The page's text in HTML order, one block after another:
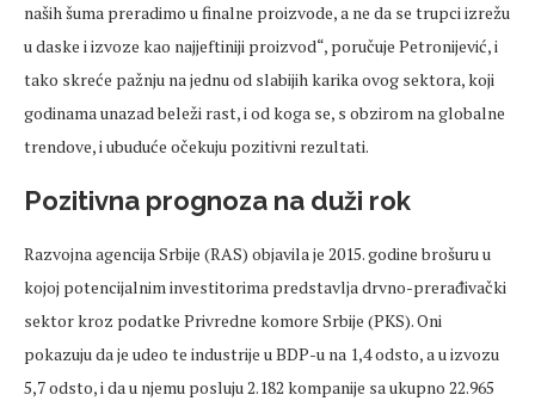
naših šuma preradimo u finalne proizvode, a ne da se trupci izrežu
u daske i izvoze kao najjeftiniji proizvod“, poručuje Petronijević, i
tako skreće pažnju na jednu od slabijih karika ovog sektora, koji
godinama unazad beleži rast, i od koga se, s obzirom na globalne
trendove, i ubuduće očekuju pozitivni rezultati.
Pozitivna prognoza na duži rok
Razvojna agencija Srbije (RAS) objavila je 2015. godine brošuru u
kojoj potencijalnim investitorima predstavlja drvno-prerađivački
sektor kroz podatke Privredne komore Srbije (PKS). Oni
pokazuju da je udeo te industrije u BDP-u na 1,4 odsto, a u izvozu
5,7 odsto, i da u njemu posluju 2.182 kompanije sa ukupno 22.965